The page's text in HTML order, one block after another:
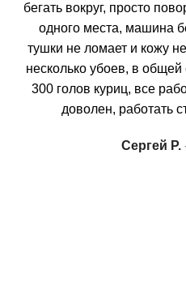
бегать вокруг, просто
одного места, машина
тушки не ломает и кожу
несколько убоев, в
300 голов куриц, все
доволен, работать
Сергей Р.